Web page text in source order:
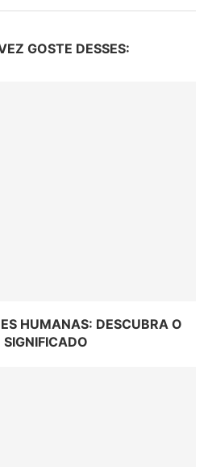
GOSTE DESSES:
HUMANAS: DESCUBRA O
SIGNIFICADO